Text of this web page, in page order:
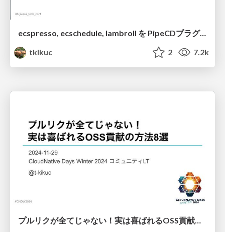
ecspresso, ecschedule, lambroll を PipeCDプラグインとして動かしてみた （プロトタイプ） / Running ecspresso, ecschedule, and lambroll as PipeCD Plugins (prototype)
tkikuc
2 7.2k